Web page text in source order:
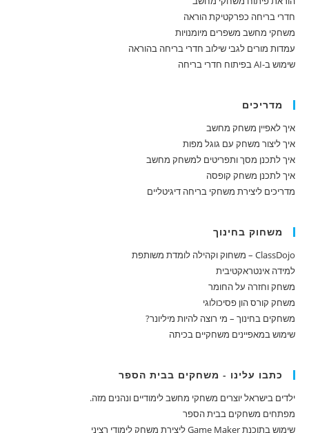
חדרי בריחה כפרקטיקת הוראה
משחקי מחשב משפרים מיומנויות
עמדות מורים לגבי שילוב חדרי בריחה בהוראה
שימוש ב-AI בפיתוח חדרי בריחה
מדריכים
איך לאפיין משחק מחשב
איך ליצור משחק עם גוגל מפות
איך לתכנן מסך ותפריטים למשחק מחשב
איך לתכנן משחק קופסה
מדריכים ליצירת משחקי בריחה דיגיטליים
משחוק בחינוך
ClassDojo – משחוק וקהילה לומדת משותפת
למידה אינטראקטיבית
משחק וחזרה על החומר
משחק קורס הון פסיכולוגי
משחקים בחינוך – מי רוצה להיות מיליונר?
שימוש במאפיינים משחקיים בכיתה
כתבו עלינו - משחקים בבית הספר
ילדים בישראל יוצרים משחקי מחשב לימודיים ונהנים מזה.
מפתחים משחקים בבית הספר
שימוש בתוכנת Game Maker ליצירת משחק לימודי רציני